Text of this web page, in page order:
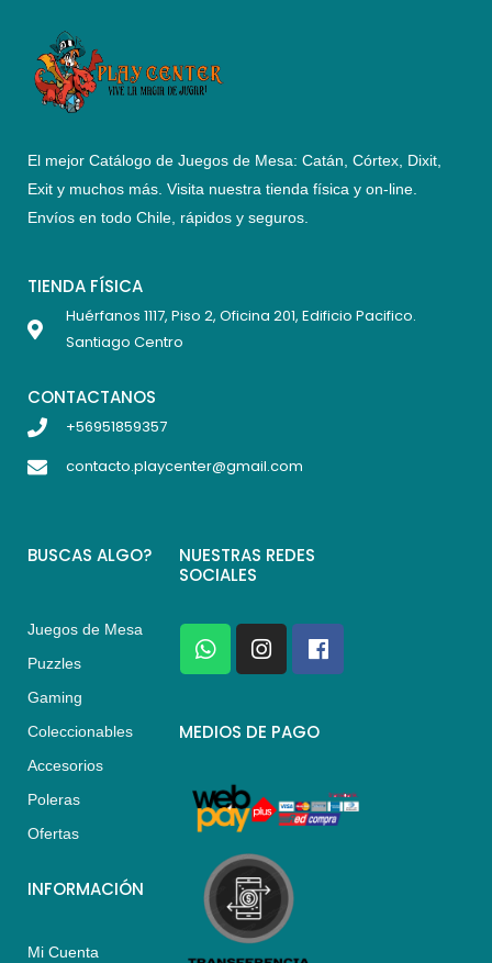
El mejor Catálogo de Juegos de Mesa: Catán, Córtex, Dixit,
Exit y muchos más. Visita nuestra tienda física y on-line.
Envíos en todo Chile, rápidos y seguros.
TIENDA FÍSICA
Huérfanos 1117, Piso 2, Oficina 201, Edificio Pacifico.
Santiago Centro
CONTACTANOS
+56951859357
contacto.playcenter@gmail.com
BUSCAS ALGO?
Juegos de Mesa
Puzzles
Gaming
Coleccionables
Accesorios
Poleras
Ofertas
INFORMACIÓN
Mi Cuenta
NUESTRAS REDES
SOCIALES
W
h
a
s
p
I
n
s
a
a
m
F
a
c
b
k
MEDIOS DE PAGO